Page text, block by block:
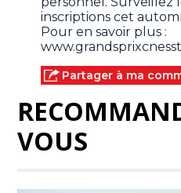
inscriptions cet
Pour en savoir plus :
Partager à ma
VOUS